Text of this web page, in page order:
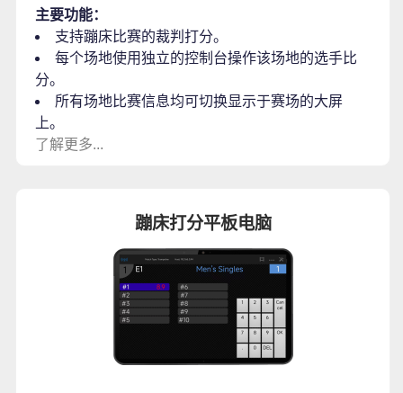
主要功能：
支持蹦床比赛的裁判打分。
每个场地使用独立的控制台操作该场地的选手比
分。
所有场地比赛信息均可切换显示于赛场的大屏
上。
了解更多...
蹦床打分平板电脑